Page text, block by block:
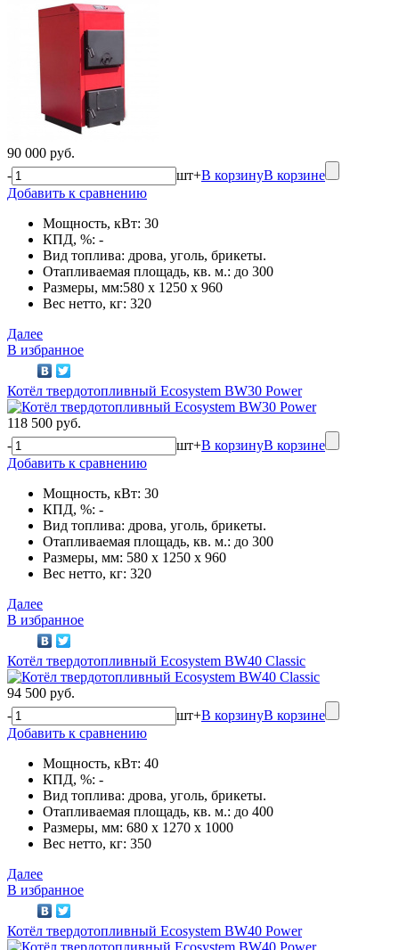
90 000 руб.
-
шт+В корзинуВ корзине
Добавить к сравнению
Мощность, кВт: 30
КПД, %: -
Вид топлива: дрова, уголь, брикеты.
Отапливаемая площадь, кв. м.: до 300
Размеры, мм:580 x 1250 x 960
Вес нетто, кг: 320
Далее
В избранное
Котёл твердотопливный Ecosystem BW30 Power
118 500 руб.
-
шт+В корзинуВ корзине
Добавить к сравнению
Мощность, кВт: 30
КПД, %: -
Вид топлива: дрова, уголь, брикеты.
Отапливаемая площадь, кв. м.: до 300
Размеры, мм: 580 x 1250 x 960
Вес нетто, кг: 320
Далее
В избранное
Котёл твердотопливный Ecosystem BW40 Classic
94 500 руб.
-
шт+В корзинуВ корзине
Добавить к сравнению
Мощность, кВт: 40
КПД, %: -
Вид топлива: дрова, уголь, брикеты.
Отапливаемая площадь, кв. м.: до 400
Размеры, мм: 680 x 1270 x 1000
Вес нетто, кг: 350
Далее
В избранное
Котёл твердотопливный Ecosystem BW40 Power